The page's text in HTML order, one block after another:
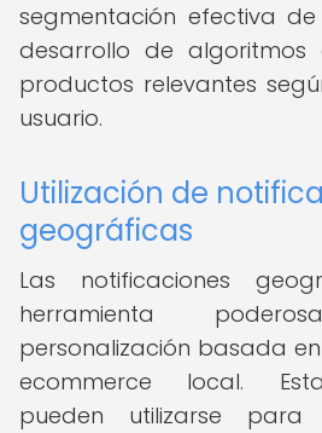
segmentación efectiva
desarrollo de algoritmos
productos relevantes
usuario.
Utilización de
geográficas
Las notificaciones
herramienta
personalización basada
ecommerce local.
pueden utilizarse para